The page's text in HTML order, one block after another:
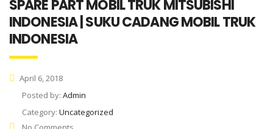
SPARE PART MOBIL TRUK MITSUBISHI
INDONESIA | SUKU CADANG MOBIL TRUK
INDONESIA
April 6, 2018
Posted by: Admin
Category: Uncategorized